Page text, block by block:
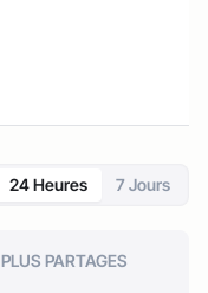
24 Heures 7 Jours
PLUS PARTAGES